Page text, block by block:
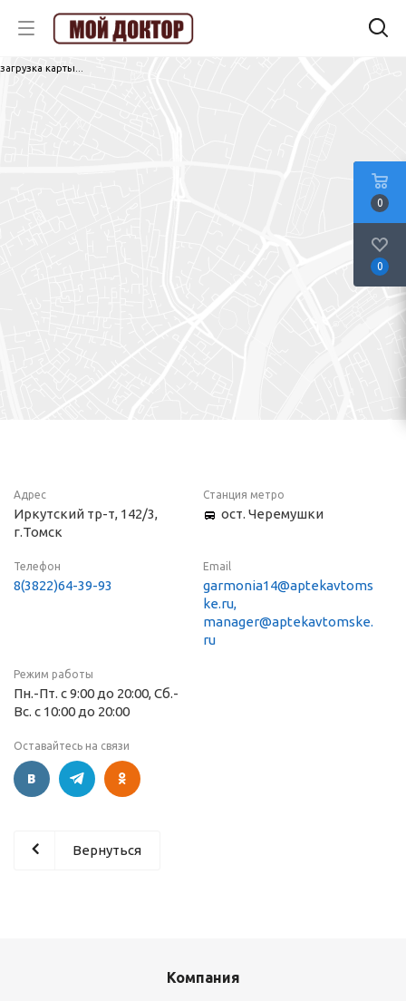
загрузка карты...
Адрес
Иркутский тр-т, 142/3,
г.Томск
Станция метро
ост. Черемушки
Телефон
8(3822)64-39-93
Email
garmonia14@aptekavtoms
ke.ru,
manager@aptekavtomske.
ru
Режим работы
Пн.-Пт. с 9:00 до 20:00, Сб.-
Вс. с 10:00 до 20:00
Оставайтесь на связи
Вернуться
Компания
0
0